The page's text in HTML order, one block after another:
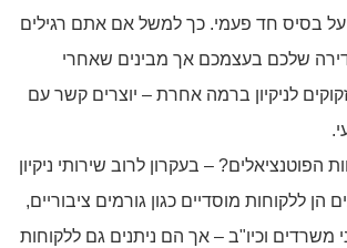
על בסיס חד פעמי. כך למשל אם אתם רגילים
שלכם בעצמכם אך מבינים שאחרי
לניקיון ברמה אחרת – יוצרים קשר עם
הפוטנציאלים? – בעקרון לרוב שירותי ניקיון
הן ללקוחות מוסדיים כגון גורמים ציבוריים,
משרדים וכיו"ב – אך הם ניתנים גם ללקוחות